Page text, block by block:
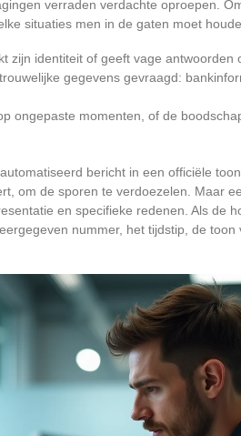
verraden verdachte oproepen.
situaties men in de gaten moet
zijn identiteit of geeft vage antwoorden
gegevens gevraagd:
ongepaste momenten, of de
bericht in een officiële
om de sporen te verdoezelen. Maar
en specifieke redenen. Als de
nummer, het tijdstip, de